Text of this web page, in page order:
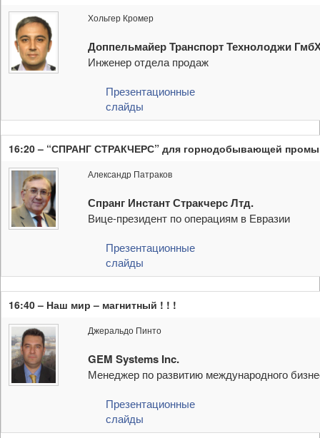
Хольгер Кромер
Доппельмайер Транспорт Технолоджи
Инженер отдела продаж
Презентационные
слайды
16:20 – “СПРАНГ СТРАКЧЕРС” для горнодобывающей
Александр Патраков
Спранг Инстант Стракчерс Лтд.
Вице-президент по операциям в Евразии
Презентационные
слайды
16:40 – Наш мир – магнитный ! ! !
Джеральдо Пинто
GEM Systems Inc.
Менеджер по развитию международного
Презентационные
слайды